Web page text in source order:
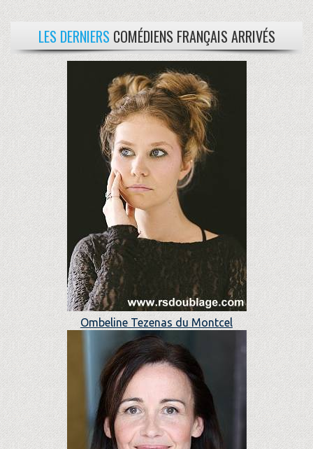
LES DERNIERS COMÉDIENS FRANÇAIS ARRIVÉS
Ombeline Tezenas du Montcel